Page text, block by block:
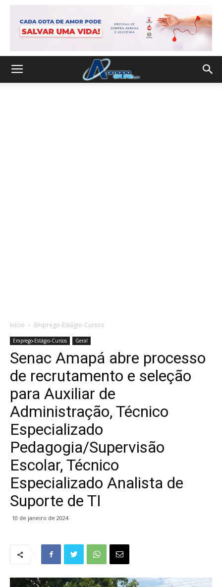
Início Emprego-Estágio-Cursos
Emprego-Estágio-Cursos Geral
Senac Amapá abre processo
de recrutamento e seleção
para Auxiliar de
Administração, Técnico
Especializado
Pedagogia/Supervisão
Escolar, Técnico
Especializado Analista de
Suporte de TI
10 de janeiro de 2024